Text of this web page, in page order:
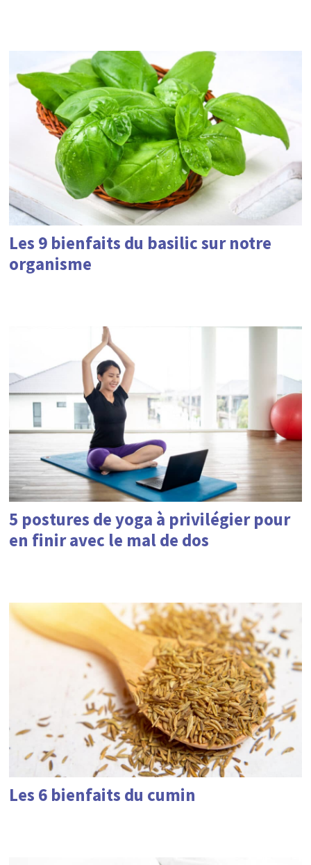
Les 9 bienfaits du basilic sur notre
organisme
5 postures de yoga à privilégier pour
en finir avec le mal de dos
Les 6 bienfaits du cumin